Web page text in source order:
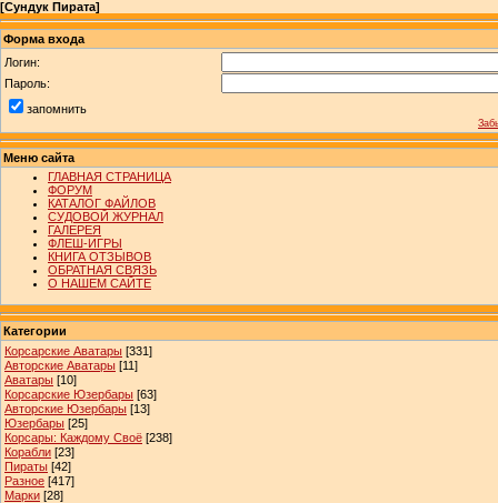
[Сундук Пирата]
Форма входа
Логин:
Пароль:
запомнить
Меню сайта
ГЛАВНАЯ СТРАНИЦА
ФОРУМ
КАТАЛОГ ФАЙЛОВ
СУДОВОЙ ЖУРНАЛ
ГАЛЕРЕЯ
ФЛЕШ-ИГРЫ
КНИГА ОТЗЫВОВ
ОБРАТНАЯ СВЯЗЬ
О НАШЕМ САЙТЕ
Категории
Корсарские Аватары [331]
Авторские Аватары [11]
Аватары [10]
Корсарские Юзербары [63]
Авторские Юзербары [13]
Юзербары [25]
Корсары: Каждому Своё [238]
Корабли [23]
Пираты [42]
Разное [417]
Марки [28]